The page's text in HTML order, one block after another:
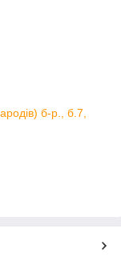
б-р., б.7,